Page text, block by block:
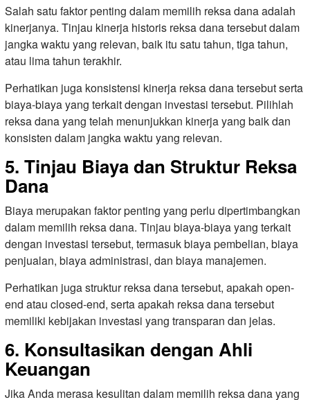
Salah satu faktor penting dalam memilih reksa dana adalah
kinerjanya. Tinjau kinerja historis reksa dana tersebut dalam
jangka waktu yang relevan, baik itu satu tahun, tiga tahun,
atau lima tahun terakhir.
Perhatikan juga konsistensi kinerja reksa dana tersebut serta
biaya-biaya yang terkait dengan investasi tersebut. Pilihlah
reksa dana yang telah menunjukkan kinerja yang baik dan
konsisten dalam jangka waktu yang relevan.
5. Tinjau Biaya dan Struktur Reksa
Dana
Biaya merupakan faktor penting yang perlu dipertimbangkan
dalam memilih reksa dana. Tinjau biaya-biaya yang terkait
dengan investasi tersebut, termasuk biaya pembelian, biaya
penjualan, biaya administrasi, dan biaya manajemen.
Perhatikan juga struktur reksa dana tersebut, apakah open-
end atau closed-end, serta apakah reksa dana tersebut
memiliki kebijakan investasi yang transparan dan jelas.
6. Konsultasikan dengan Ahli
Keuangan
Jika Anda merasa kesulitan dalam memilih reksa dana yang